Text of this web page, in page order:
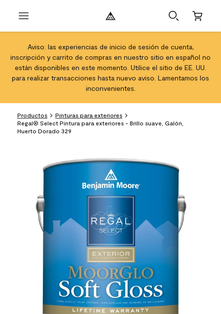
Aviso: las experiencias de inicio de sesión de cuenta,
inscripción y carrito de compras en nuestro sitio en español no
están disponibles en este momento. Utilice el sitio de EE. UU.
para realizar transacciones hasta nuevo aviso. Lamentamos los
inconvenientes.
Productos
Pinturas para exteriores
Regal® Select Pintura para exteriores - Brillo suave, Galón,
Huerto Dorado 329